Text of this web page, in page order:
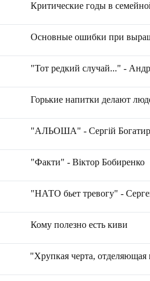
Критические годы в
Основные ошибки при
"Тот редкий случай..." -
Горькие напитки делают
"АЛЬОША" - Сергій
"Факти" - Віктор Бобиренко
"НАТО бьет тревогу" -
Кому полезно есть киви
"Хрупкая черта,